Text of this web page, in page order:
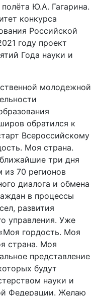
Ю.А. Гагарина.
конкурса
Российской
году проект
Года науки и
молодежной
обратился к
Всероссийскому
Моя страна.
три дня
из 70 регионов
диалога и обмена
в процессы
развития
управления. Уже
гордость. Моя
страна. Моя
представление
будут
науки и
Федерации. Желаю